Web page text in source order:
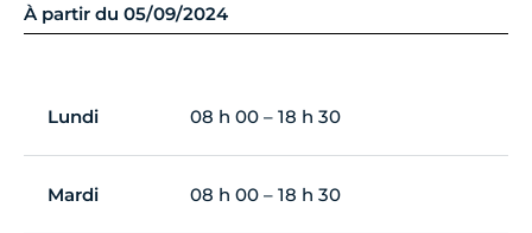
À partir du 05/09/2024
Lundi 08 h 00 – 18 h 30
Mardi 08 h 00 – 18 h 30